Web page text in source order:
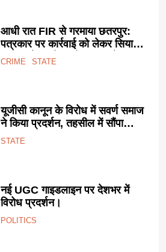
आधी रात FIR से गरमाया छतरपुर:
पत्रकार पर कार्रवाई को लेकर सियासी
साजिश के आरोप, प्रेस जगत में
CRIME STATE
यूजीसी कानून के विरोध में सवर्ण समाज
ने किया प्रदर्शन, तहसील में सौंपा
ज्ञापन।
STATE
नई UGC गाइडलाइन पर देशभर में
विरोध प्रदर्शन।
POLITICS